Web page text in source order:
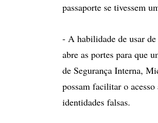
passaporte se tivessem
- A habilidade de usar
abre as portes para que
de Segurança Interna,
possam facilitar o
identidades falsas.